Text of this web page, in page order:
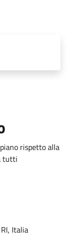
rispetto alla
tutti
Italia